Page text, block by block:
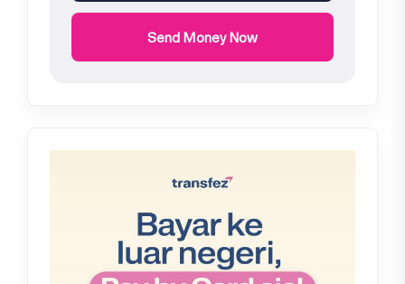
Send Money Now